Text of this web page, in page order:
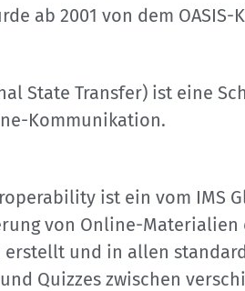
ab 2001 von dem
State Transfer) ist eine
Kommunikation.
ist ein vom IMS
von Online-
erstellt und in allen
Quizzes zwischen